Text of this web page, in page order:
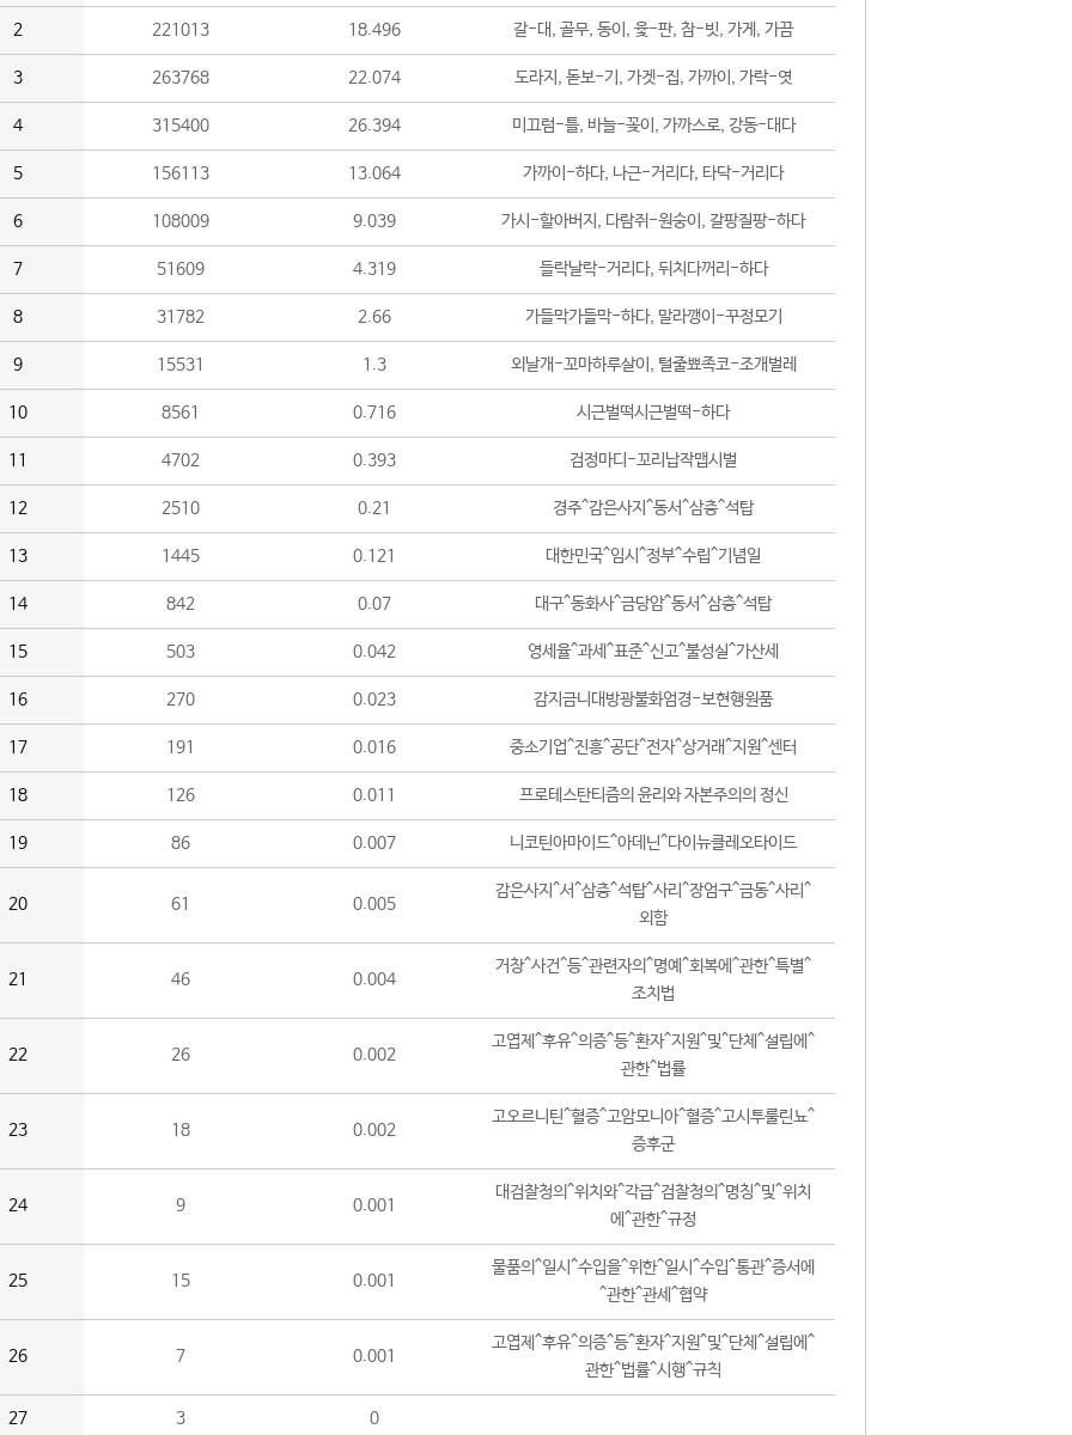
2 221013 18.496 갈-대, 골무, 동이, 윷-판, 참-빗, 가게, 가끔
3 263768 22.074 도라지, 돋보-기, 가겟-집, 가까이, 가락-엿
4 315400 26.394 미끄럼-틀, 바늘-꽂이, 가까스로, 강동-대다
5 156113 13.064 가까이-하다, 나근-거리다, 타닥-거리다
6 108009 9.039 가시-할아버지, 다람쥐-원숭이, 갈팡질팡-하다
7 51609 4.319 들락날락-거리다, 뒤치다꺼리-하다
8 31782 2.66 가들막가들막-하다, 말라깽이-꾸정모기
9 15531 1.3 외날개-꼬마하루살이, 털줄뾰족코-조개벌레
10 8561 0.716 시근벌떡시근벌떡-하다
11 4702 0.393 검정마디-꼬리납작맵시벌
12 2510 0.21 경주^감은사지^동서^삼층^석탑
13 1445 0.121 대한민국^임시^정부^수립^기념일
14 842 0.07 대구^동화사^금당암^동서^삼층^석탑
15 503 0.042 영세율^과세^표준^신고^불성실^가산세
16 270 0.023 감지금니대방광불화엄경-보현행원품
17 191 0.016 중소기업^진흥^공단^전자^상거래^지원^센터
18 126 0.011 프로테스탄티즘의 윤리와 자본주의의 정신
19 86 0.007 니코틴아마이드^아데닌^다이뉴클레오타이드
20 61 0.005
감은사지^서^삼층^석탑^사리^장엄구^금동^사리^
외함
21 46 0.004
거창^사건^등^관련자의^명예^회복에^관한^특별^
조치법
22 26 0.002
고엽제^후유^의증^등^환자^지원^및^단체^설립에^
관한^법률
23 18 0.002
고오르니틴^혈증^고암모니아^혈증^고시투룰린뇨^
증후군
24 9 0.001
대검찰청의^위치와^각급^검찰청의^명칭^및^위치
에^관한^규정
25 15 0.001
물품의^일시^수입을^위한^일시^수입^통관^증서에
^관한^관세^협약
26 7 0.001
고엽제^후유^의증^등^환자^지원^및^단체^설립에^
관한^법률^시행^규칙
27 3 0